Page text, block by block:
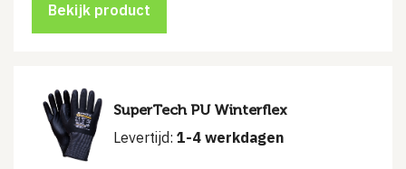
Bekijk product
SuperTech PU Winterflex
Levertijd: 1-4 werkdagen